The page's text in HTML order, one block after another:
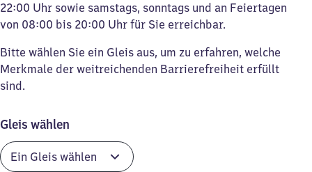
22:00 Uhr sowie samstags, sonntags und an Feiertagen
von 08:00 bis 20:00 Uhr für Sie erreichbar.
Bitte wählen Sie ein Gleis aus, um zu erfahren, welche
Merkmale der weitreichenden Barrierefreiheit erfüllt
sind.
Gleis wählen